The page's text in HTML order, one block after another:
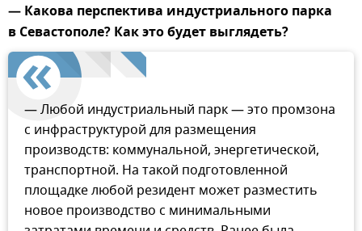
— Какова перспектива индустриального парка
в Севастополе? Как это будет выглядеть?
— Любой индустриальный парк — это промзона
с инфраструктурой для размещения
производств: коммунальной, энергетической,
транспортной. На такой подготовленной
площадке любой резидент может разместить
новое производство с минимальными